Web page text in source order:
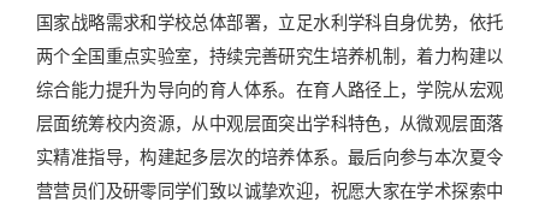
国家战略需求和学校总体部署，立足水利学科自身优势，依托
两个全国重点实验室，持续完善研究生培养机制，着力构建以
综合能力提升为导向的育人体系。在育人路径上，学院从宏观
层面统筹校内资源，从中观层面突出学科特色，从微观层面落
实精准指导，构建起多层次的培养体系。最后向参与本次夏令
营营员们及研零同学们致以诚挚欢迎，祝愿大家在学术探索中